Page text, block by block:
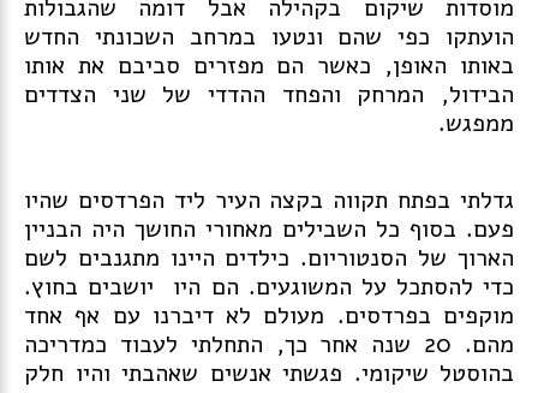
מוסדות שיקום בקהילה אבל דומה שהגבולות
הועתקו כפי שהם ונטעו במרחב השכונתי החדש
באותו האופן, כאשר הם מפזרים סביבם את אותו
הבידול, המרחק והפחד ההדדי של שני הצדדים
ממפגש.
גדלתי בפתח תקווה בקצה העיר ליד הפרדסים שהיו
פעם. בסוף כל השבילים מאחורי החושך היה הבניין
הארוך של הסנטוריום. כילדים היינו מתגנבים לשם
כדי להסתכל על המשוגעים. הם היו יושבים בחוץ.
מוקפים בפרדסים. מעולם לא דיברנו עם אף אחד
מהם. 20 שנה אחר כך, התחלתי לעבוד כמדריכה
בהוסטל שיקומי. פגשתי אנשים שאהבתי והיו חלק